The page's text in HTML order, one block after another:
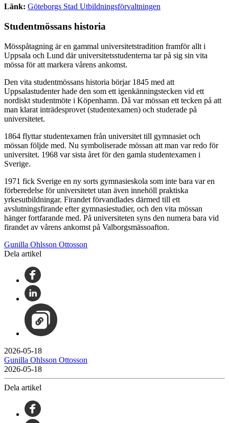
Länk: Göteborgs Stad Utbildningsförvaltningen
Studentmössans historia
Mösspåtagning är en gammal universitetstradition framför allt i
Uppsala och Lund där universitetsstudenterna tar på sig sin vita
mössa för att markera vårens ankomst.
Den vita studentmössans historia börjar 1845 med att
Uppsalastudenter hade den som ett igenkänningstecken vid ett
nordiskt studentmöte i Köpenhamn. Då var mössan ett tecken på att
man klarat inträdesprovet (studentexamen) och studerade på
universitetet.
1864 flyttar studentexamen från universitet till gymnasiet och
mössan följde med. Nu symboliserade mössan att man var redo för
universitet. 1968 var sista året för den gamla studentexamen i
Sverige.
1971 fick Sverige en ny sorts gymnasieskola som inte bara var en
förberedelse för universitetet utan även innehöll praktiska
yrkesutbildningar. Firandet förvandlades därmed till ett
avslutningsfirande efter gymnasiestudier, och den vita mössan
hänger fortfarande med. På universiteten syns den numera bara vid
firandet av vårens ankomst på Valborgsmässoafton.
Gunilla Ohlsson Ottosson
Dela artikel
2026-05-18
Gunilla Ohlsson Ottosson
2026-05-18
Dela artikel